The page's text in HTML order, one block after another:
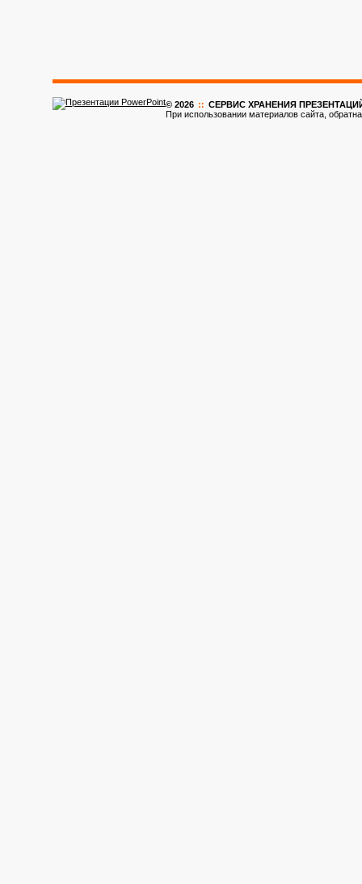
© 2026 :: CЕРВИС ХРАНЕНИЯ ПРЕЗЕНТАЦИЙ
При использовании материалов сайта,